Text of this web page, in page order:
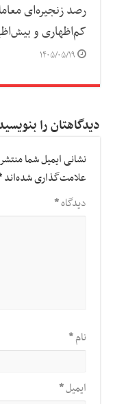
رصد زنجیره‌ای
کم‌اظهاری و
۱۴۰۵/۰۵/۱۹
دیدگاهتان را
نشانی ایمیل شما
علامت‌گذاری شده‌اند
دیدگاه*
نام*
ایمیل*